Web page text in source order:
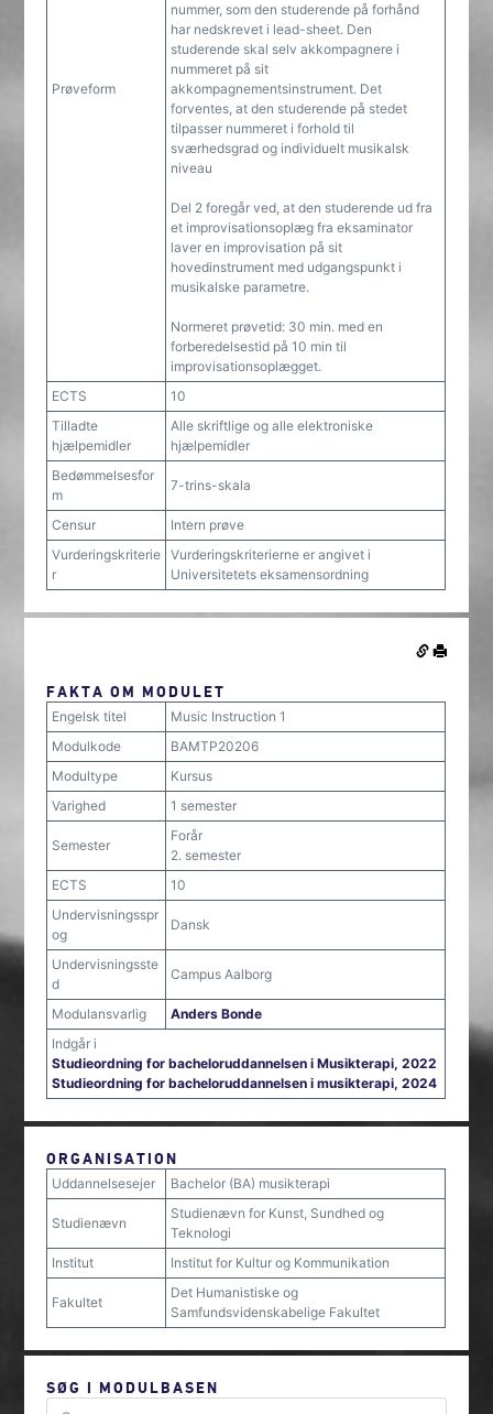
Prøveform
nummer, som den studerende på forhånd
har nedskrevet i lead-sheet. Den
studerende skal selv akkompagnere i
nummeret på sit
akkompagnementsinstrument. Det
forventes, at den studerende på stedet
tilpasser nummeret i forhold til
sværhedsgrad og individuelt musikalsk
niveau
Del 2 foregår ved, at den studerende ud fra
et improvisationsoplæg fra eksaminator
laver en improvisation på sit
hovedinstrument med udgangspunkt i
musikalske parametre.
Normeret prøvetid: 30 min. med en
forberedelsestid på 10 min til
improvisationsoplægget.
ECTS
10
Tilladte
hjælpemidler
Alle skriftlige og alle elektroniske
hjælpemidler
Bedømmelsesfor
m
7-trins-skala
Censur
Intern prøve
Vurderingskriterie
r
Vurderingskriterierne er angivet i
Universitetets eksamensordning
FAKTA OM MODULET
Engelsk titel
Music Instruction 1
Modulkode
BAMTP20206
Modultype
Kursus
Varighed
1 semester
Semester
Forår
2. semester
ECTS
10
Undervisningsspr
og
Dansk
Undervisningsste
d
Campus Aalborg
Modulansvarlig
Anders Bonde
Indgår i
Studieordning for bacheloruddannelsen i Musikterapi, 2022
Studieordning for bacheloruddannelsen i musikterapi, 2024
ORGANISATION
Uddannelsesejer Bachelor (BA) musikterapi
Studienævn
Studienævn for Kunst, Sundhed og
Teknologi
Institut
Institut for Kultur og Kommunikation
Fakultet
Det Humanistiske og
Samfundsvidenskabelige Fakultet
SØG I MODULBASEN